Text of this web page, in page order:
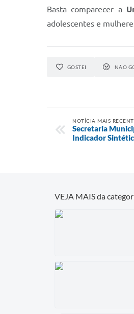
Basta comparecer a
adolescentes e
GOSTEI NÃO
NOTÍCIA MAIS
Secretaria
Indicador
VEJA MAIS da